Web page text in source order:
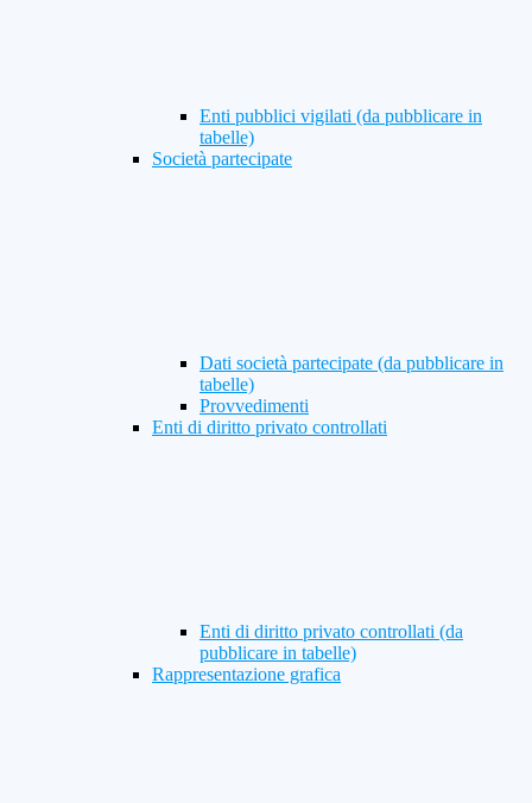
Enti pubblici vigilati (da pubblicare in
tabelle)
Società partecipate
Dati società partecipate (da pubblicare in
tabelle)
Provvedimenti
Enti di diritto privato controllati
Enti di diritto privato controllati (da
pubblicare in tabelle)
Rappresentazione grafica